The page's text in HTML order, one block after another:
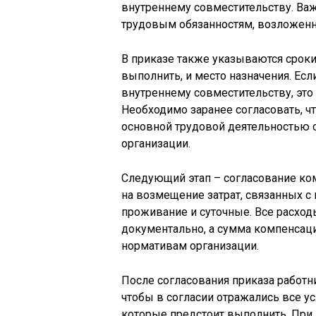
внутреннему совместительству.
трудовым обязанностям,
В приказе также указываются
выполнить, и место назначения.
внутреннему совместительству,
Необходимо заранее согласовать,
основной трудовой деятельностью
организации.
Следующий этап – согласование
на возмещение затрат, связанных
проживание и суточные. Все
документально, а сумма
нормативам организации.
После согласования приказа
чтобы в согласии отражались все